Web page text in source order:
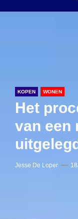
KOPEN WONEN
Het
van een
Jesse De Loper